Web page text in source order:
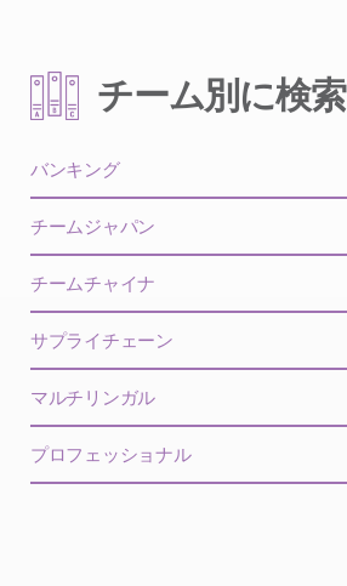
チーム別に検索
バンキング
チームジャパン
チームチャイナ
サプライチェーン
マルチリンガル
プロフェッショナル